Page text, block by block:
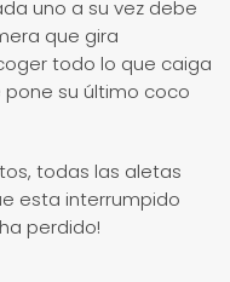
uno a su vez debe
que gira
todo lo que caiga
pone su último coco
todas las aletas
esta interrumpido
perdido!